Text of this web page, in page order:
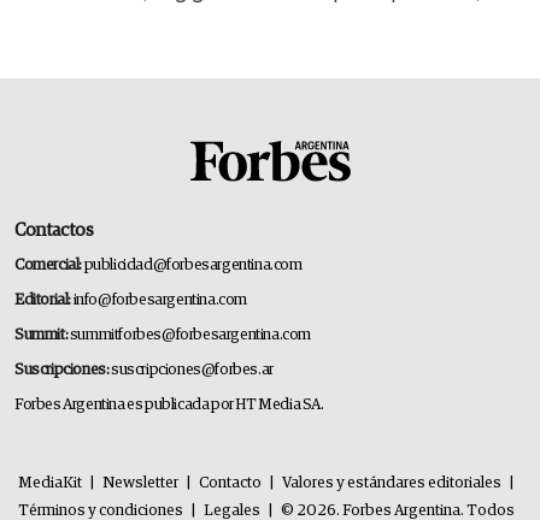
Contactos
Comercial:publicidad@forbesargentina.com
Editorial:info@forbesargentina.com
Summit:summitforbes@forbesargentina.com
Suscripciones:suscripciones@forbes.ar
Forbes Argentina es publicada por HT Media SA.
MediaKit Newsletter Contacto Valores y estándares editoriales
Términos y condiciones
Legales © 2026. Forbes Argentina. Todos